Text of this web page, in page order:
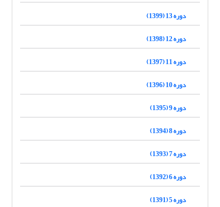
دوره 13 (1399)
دوره 12 (1398)
دوره 11 (1397)
دوره 10 (1396)
دوره 9 (1395)
دوره 8 (1394)
دوره 7 (1393)
دوره 6 (1392)
دوره 5 (1391)